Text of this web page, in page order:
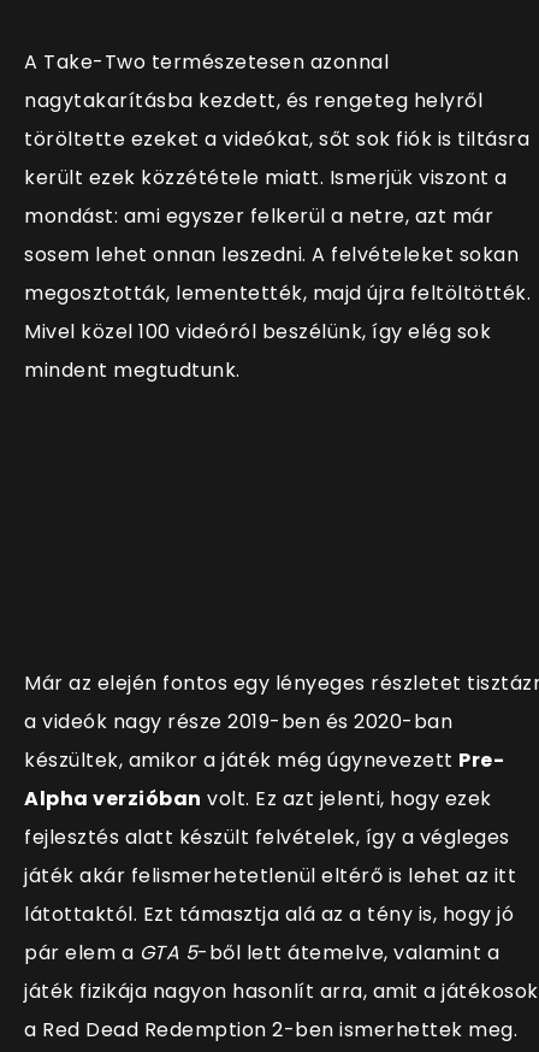
A Take-Two természetesen azonnal
nagytakarításba kezdett, és rengeteg helyről
töröltette ezeket a videókat, sőt sok fiók is tiltásra
került ezek közzététele miatt. Ismerjük viszont a
mondást: ami egyszer felkerül a netre, azt már
sosem lehet onnan leszedni. A felvételeket sokan
megosztották, lementették, majd újra feltöltötték.
Mivel közel 100 videóról beszélünk, így elég sok
mindent megtudtunk.
Már az elején fontos egy lényeges részletet
a videók nagy része 2019-ben és 2020-ban
készültek, amikor a játék még úgynevezett Pre-
Alpha verzióban volt. Ez azt jelenti, hogy ezek
fejlesztés alatt készült felvételek, így a végleges
játék akár felismerhetetlenül eltérő is lehet az itt
látottaktól. Ezt támasztja alá az a tény is, hogy jó
pár elem a GTA 5-ből lett átemelve, valamint a
játék fizikája nagyon hasonlít arra, amit a játékosok
a Red Dead Redemption 2-ben ismerhettek meg.